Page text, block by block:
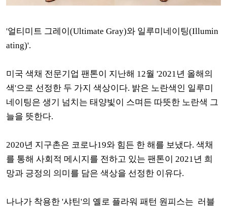
'얼티미트 그레이(Ultimate Gray)와 일루미네이팅(Illumin
ating)'.
미국 색채 전문기업 팬톤이 지난해 12월 '2021년 올해의
색'으로 선정한 두 가지 색상이다. 밝은 노란색인 일루미
네이팅은 생기 넘치는 태양빛이 스며든 따뜻한 노란색 그
늘을 뜻한다.
2020년 지구촌은 코로나19와 힘든 한 해를 보냈다. 색채
를 통해 사회적 메시지를 전하고 있는 팬톤이 2021년 희
망과 긍정의 의미를 담은 색상을 선정한 이유다.
나나가 착용한 '샤틴'의 옐로 플라워 패턴 원피스는 러블